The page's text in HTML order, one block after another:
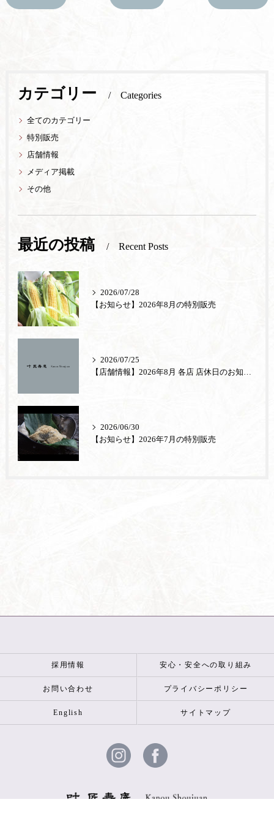
カテゴリー Categories
全てのカテゴリー
特別販売
店舗情報
メディア掲載
その他
最近の投稿 Recent Posts
2026/07/28
【お知らせ】2026年8月の特別販売
2026/07/25
2026/06/30
【お知らせ】2026年7月の特別販売
採用情報 安心・安全への取り組み
お問い合わせ プライバシーポリシー
English サイトマップ